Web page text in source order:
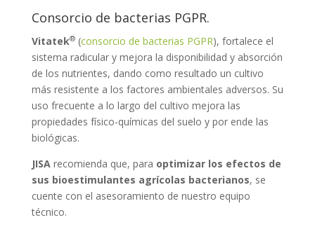
Consorcio de bacterias PGPR.
Vitatek®(consorcio de bacterias PGPR), fortalece el
sistema radicular y mejora la disponibilidad y absorción
de los nutrientes, dando como resultado un cultivo
más resistente a los factores ambientales adversos. Su
uso frecuente a lo largo del cultivo mejora las
propiedades físico-químicas del suelo y por ende las
biológicas.
JISArecomienda que, para optimizar los efectos de
sus bioestimulantes agrícolas bacterianos, se
cuente con el asesoramiento de nuestro equipo
técnico.